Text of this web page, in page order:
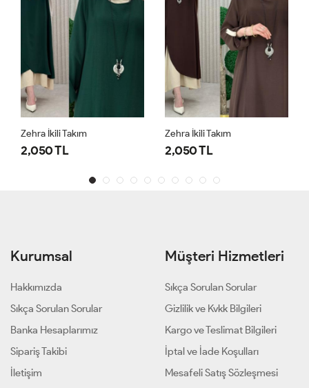
Zehra İkili Takım
2,050 TL
Zehra İkili Takım
2,050 TL
Kurumsal
Hakkımızda
Sıkça Sorulan Sorular
Banka Hesaplarımız
Sipariş Takibi
İletişim
Müşteri Hizmetleri
Sıkça Sorulan Sorular
Gizlilik ve Kvkk Bilgileri
Kargo ve Teslimat Bilgileri
İptal ve İade Koşulları
Mesafeli Satış Sözleşmesi